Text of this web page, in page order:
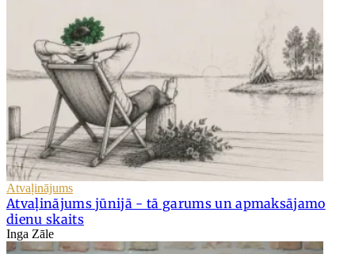
Atvaļinājums
Atvaļinājums jūnijā - tā garums un apmaksājamo
dienu skaits
Inga Zāle